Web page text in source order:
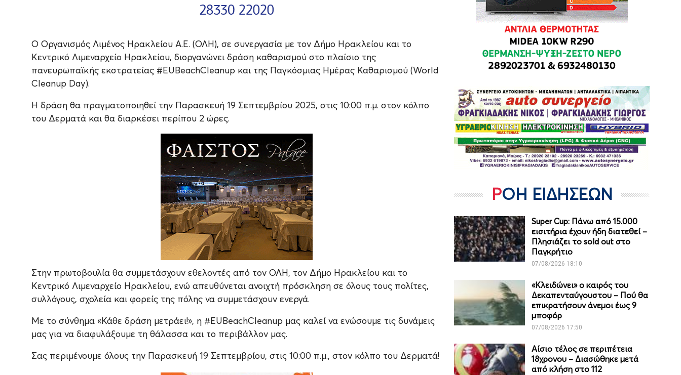
Ο Οργανισμός Λιμένος Ηρακλείου Α.Ε. (ΟΛΗ), σε συνεργασία με τον Δήμο Ηρακλείου και το
Κεντρικό Λιμεναρχείο Ηρακλείου, διοργανώνει δράση καθαρισμού στο πλαίσιο της
πανευρωπαϊκής εκστρατείας #EUBeachCleanup και της Παγκόσμιας Ημέρας Καθαρισμού (World
Cleanup Day).
Η δράση θα πραγματοποιηθεί την Παρασκευή 19 Σεπτεμβρίου 2025, στις 10:00 π.μ. στον κόλπο
του Δερματά και θα διαρκέσει περίπου 2 ώρες.
Στην πρωτοβουλία θα συμμετάσχουν εθελοντές από τον ΟΛΗ, τον Δήμο Ηρακλείου και το
Κεντρικό Λιμεναρχείο Ηρακλείου, ενώ απευθύνεται ανοιχτή πρόσκληση σε όλους τους πολίτες,
συλλόγους, σχολεία και φορείς της πόλης να συμμετάσχουν ενεργά.
Με το σύνθημα «Κάθε δράση μετράει!», η #EUBeachCleanup μας καλεί να ενώσουμε τις δυνάμεις
μας για να διαφυλάξουμε τη θάλασσα και το περιβάλλον μας.
Σας περιμένουμε όλους την Παρασκευή 19 Σεπτεμβρίου, στις 10:00 π.μ., στον κόλπο του Δερματά!
ΡΟΗ ΕΙΔΗΣΕΩΝ
Super Cup: Πάνω από 15.000
εισιτήρια έχουν ήδη διατεθεί –
Πλησιάζει το sold out στο
Παγκρήτιο
07/08/2026 18:10
«Κλειδώνει» ο καιρός του
Δεκαπενταύγουστου – Πού θα
επικρατήσουν άνεμοι έως 9
μποφόρ
07/08/2026 17:50
Αίσιο τέλος σε περιπέτεια
18χρονου – Διασώθηκε μετά
από κλήση στο 112